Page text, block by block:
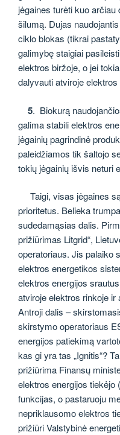
jėgaines turėti kuo
šilumą. Dujas
ciklo blokas (tikrai
galimybę staigiai
elektros biržoje, o jei
dalyvauti atviroje
5. Biokurą
galima stabili elektros
jėgainių pagrindinė
paleidžiamos tik šaltojo
tokių jėgainių išvis neturi
Taigi, visas jėgaines
prioritetus. Belieka
sudedamąsias dalis.
prižiūrimas Litgrid“,
operatoriaus. Jis palaiko
elektros energetikos
elektros energijos
atviroje elektros rinkoje
Antroji dalis –
skirstymo operatoriaus
energijos patiekimą
kas gi yra tas „Ignitis“?
prižiūrima Finansų
elektros energijos tiekėjo
funkcijas, o pastaruoju
nepriklausomo elektros
prižiūri Valstybinė